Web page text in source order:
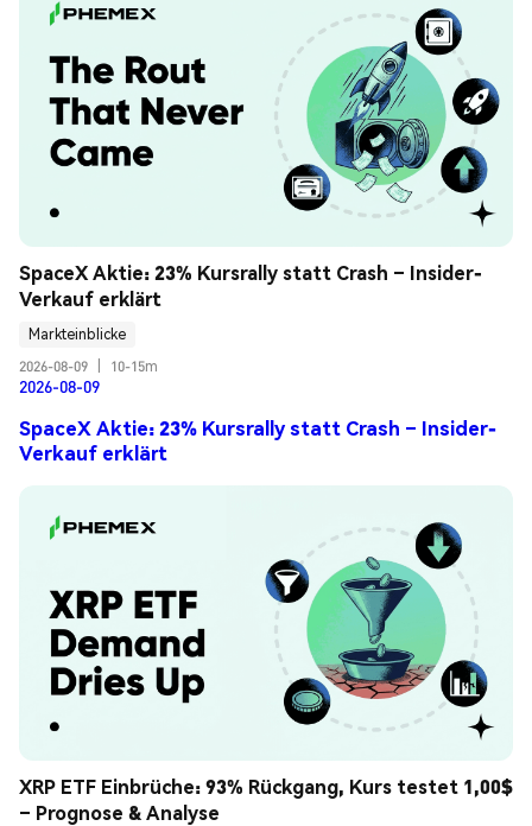
SpaceX Aktie: 23% Kursrally statt Crash – Insider-
Verkauf erklärt
Markteinblicke
2026-08-09
10-15m
2026-08-09
SpaceX Aktie: 23% Kursrally statt Crash – Insider-
Verkauf erklärt
XRP ETF Einbrüche: 93% Rückgang, Kurs testet 1,00$
– Prognose & Analyse